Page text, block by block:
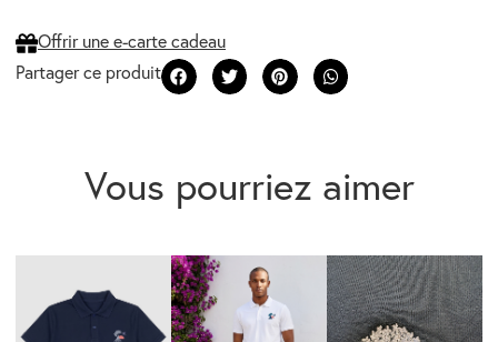
Offrir une e-carte cadeau
Vous pourriez aimer